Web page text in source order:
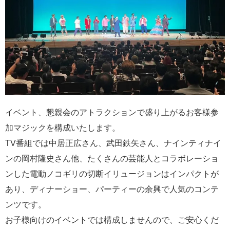
イベント、懇親会のアトラクションで盛り上がるお客様参
加マジックを構成いたします。
TV番組では中居正広さん、武田鉄矢さん、ナインティナイ
ンの岡村隆史さん他、たくさんの芸能人とコラボレーショ
ンした電動ノコギリの切断イリュージョンはインパクトが
あり、ディナーショー、パーティーの余興で人気のコンテ
ンツです。
お子様向けのイベントでは構成しませんので、ご安心くだ